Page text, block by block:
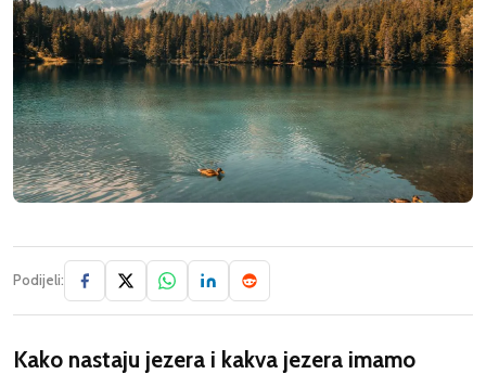
Podijeli:
Kako nastaju jezera i kakva jezera imamo